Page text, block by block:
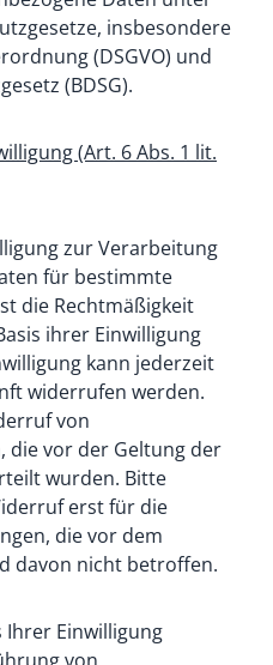
insbesondere
(DSGVO) und
(BDSG).
(Art. 6 Abs. 1 lit.
zur Verarbeitung
für bestimmte
die Rechtmäßigkeit
ihrer Einwilligung
kann jederzeit
widerrufen werden.
von
die vor der Geltung der
wurden. Bitte
erst für die
die vor dem
davon nicht betroffen.
Ihrer Einwilligung